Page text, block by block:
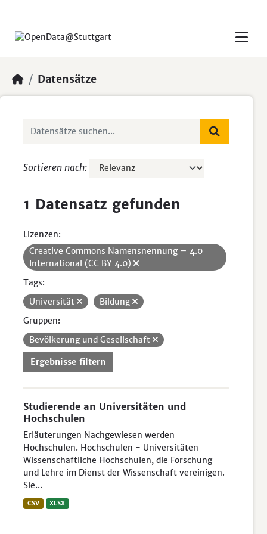
Datensätze
Sortieren nach
1 Datensatz gefunden
Lizenzen:
Creative Commons Namensnennung – 4.0
International (CC BY 4.0)
Tags:
Universität
Bildung
Gruppen:
Bevölkerung und Gesellschaft
Ergebnisse filtern
Studierende an Universitäten und
Hochschulen
Erläuterungen Nachgewiesen werden
Hochschulen. Hochschulen - Universitäten
Wissenschaftliche Hochschulen, die Forschung
und Lehre im Dienst der Wissenschaft vereinigen.
Sie...
CSV XLSX